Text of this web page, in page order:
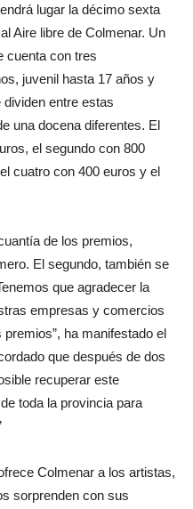
lugar la décimo sexta
Aire libre de Colmenar. Un
cuenta con tres
juvenil hasta 17 años y
entre estas
una docena diferentes. El
el segundo con 800
cuatro con 400 euros y el
de los premios,
El segundo, también se
que agradecer la
empresas y comercios
ha manifestado el
que después de dos
recuperar este
toda la provincia para
Colmenar a los artistas,
sorprenden con sus